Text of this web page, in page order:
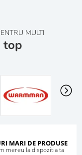
MULTI
top
MARI DE PRODUSE
mereu la dispozitia ta